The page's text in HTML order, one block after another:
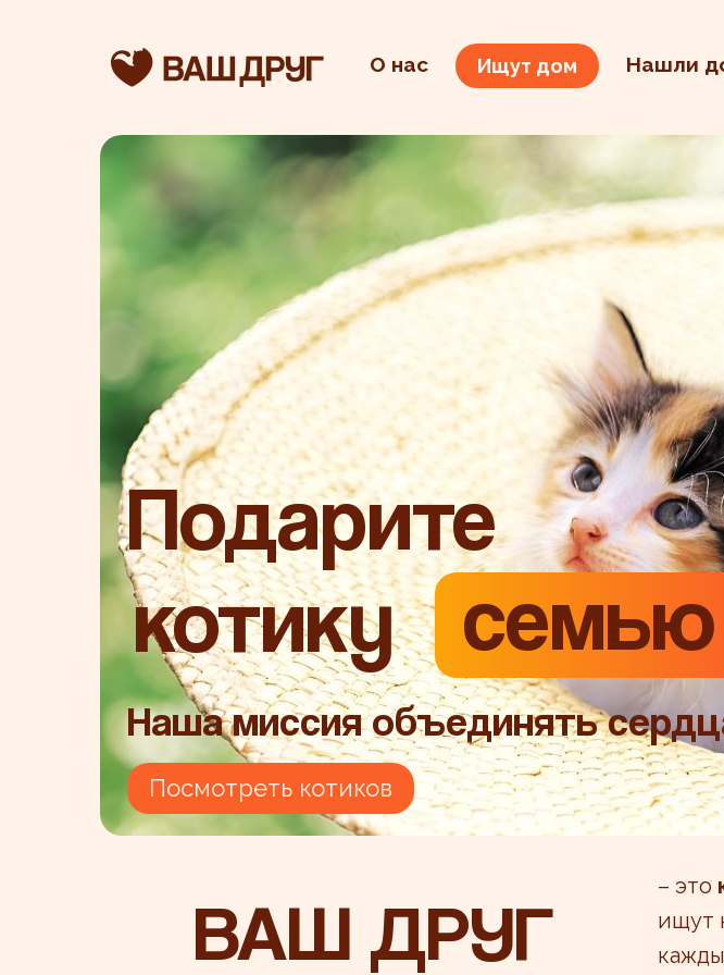
О нас Ищут дом Нашли
Подарите
котику
семью
Наша миссия объединять
Посмотреть котиков
ВАШ ДРУГ – это
ищут